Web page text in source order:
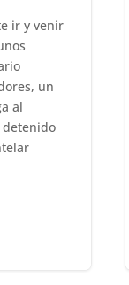
ir y venir
un
al
detenido